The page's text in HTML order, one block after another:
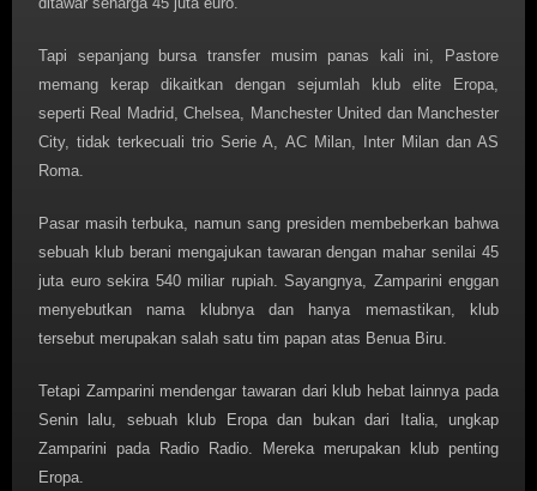
Tapi sepanjang bursa transfer musim panas kali ini, Pastore
memang kerap dikaitkan dengan sejumlah klub elite Eropa,
seperti Real Madrid, Chelsea, Manchester United dan Manchester
City, tidak terkecuali trio Serie A, AC Milan, Inter Milan dan AS
Roma.
Pasar masih terbuka, namun sang presiden membeberkan bahwa
sebuah klub berani mengajukan tawaran dengan mahar senilai 45
juta euro sekira 540 miliar rupiah. Sayangnya, Zamparini enggan
menyebutkan nama klubnya dan hanya memastikan, klub
tersebut merupakan salah satu tim papan atas Benua Biru.
Tetapi Zamparini mendengar tawaran dari klub hebat lainnya pada
Senin lalu, sebuah klub Eropa dan bukan dari Italia, ungkap
Zamparini pada Radio Radio. Mereka merupakan klub penting
Eropa.